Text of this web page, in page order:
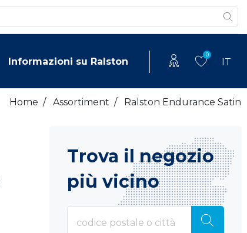
Informazioni su Ralston
0
IT
Home / Assortiment / Ralston Endurance Satin
Trova il negozio
più vicino